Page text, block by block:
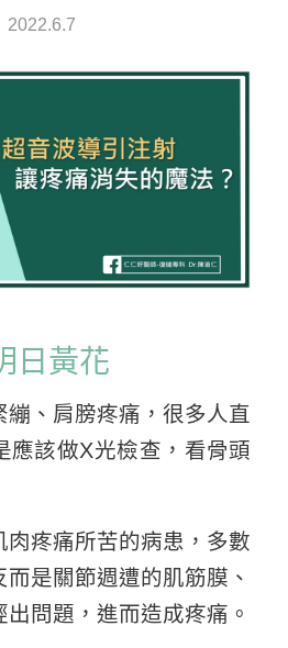
2022.6.7
日黃花
繃、肩膀疼痛，很多人直
應該做X光檢查，看骨頭
肉疼痛所苦的病患，多數
是關節週遭的肌筋膜、
問題，進而造成疼痛。